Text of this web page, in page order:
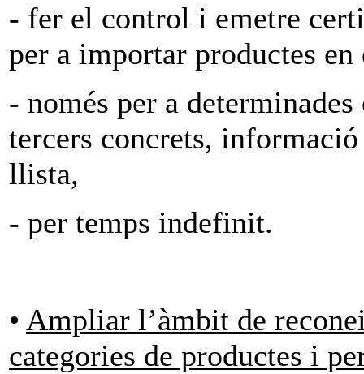
- fer el control i emetre
per a importar productes
- només per a
tercers concrets,
llista,
- per temps indefinit.
• Ampliar l’àmbit de
categories de productes i